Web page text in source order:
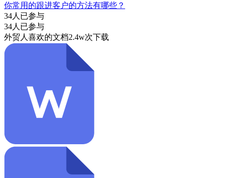
你常用的跟进客户的方法有哪些？
34人已参与
34人已参与
外贸人喜欢的文档2.4w次下载